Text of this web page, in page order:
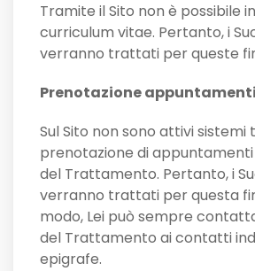
Tramite il Sito non è possibile
curriculum vitae. Pertanto, i
verranno trattati per queste
Prenotazione appuntamenti
Sul Sito non sono attivi sistemi
prenotazione di
del Trattamento. Pertanto, i
verranno trattati per questa
modo, Lei può sempre
del Trattamento ai contatti
epigrafe.